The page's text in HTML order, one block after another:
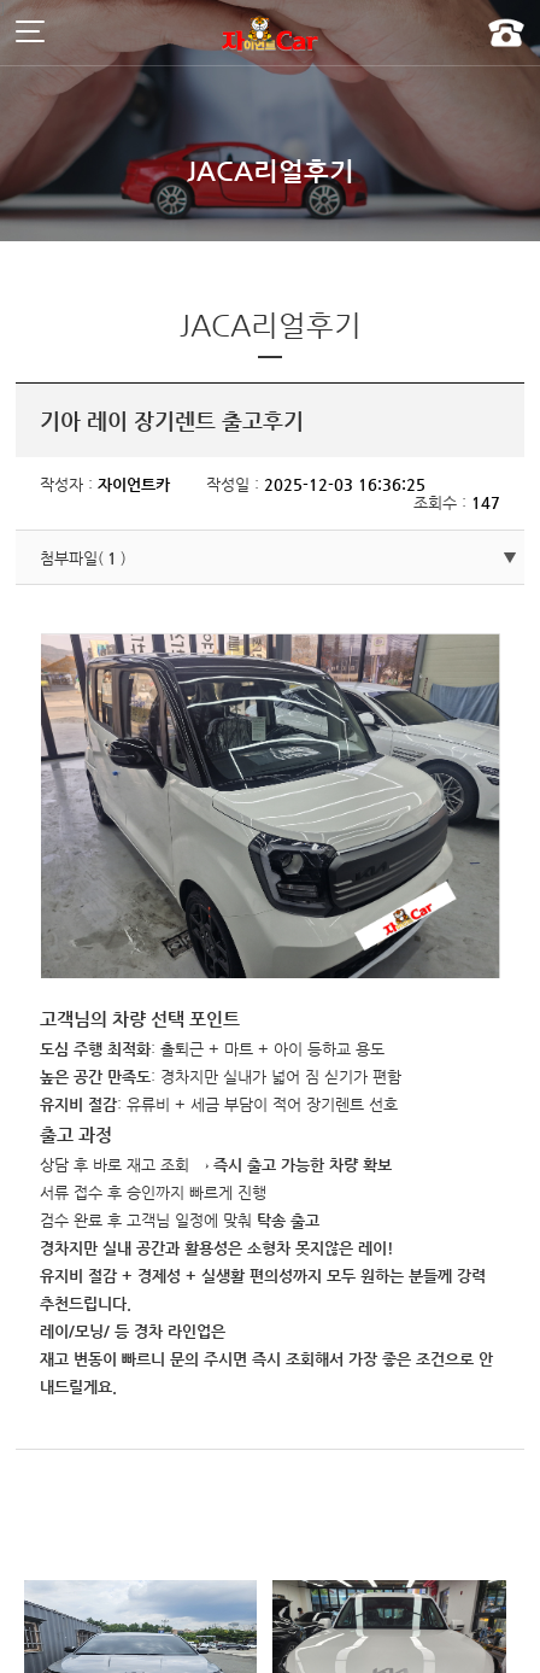
주메뉴 바로가기
컨텐츠 바로가기
JACA리얼후기
JACA리얼후기
기아 레이 장기렌트 출고후기
작성자 :자이언트카 작성일 : 2025-12-03 16:36:25
조회수 : 147
첨부파일( 1 )
고객님의 차량 선택 포인트
도심 주행 최적화: 출퇴근 + 마트 + 아이 등하교 용도
높은 공간 만족도: 경차지만 실내가 넓어 짐 싣기가 편함
유지비 절감: 유류비 + 세금 부담이 적어 장기렌트 선호
출고 과정
상담 후 바로 재고 조회 →즉시 출고 가능한 차량 확보
서류 접수 후 승인까지 빠르게 진행
검수 완료 후 고객님 일정에 맞춰 탁송 출고
경차지만 실내 공간과 활용성은 소형차 못지않은 레이!
유지비 절감 + 경제성 + 실생활 편의성까지 모두 원하는 분들께 강력
추천드립니다.
레이/모닝/ 등 경차 라인업은
재고 변동이 빠르니 문의 주시면 즉시 조회해서 가장 좋은 조건으로 안
내드릴게요.